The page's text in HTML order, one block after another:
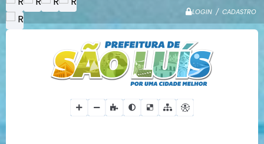
LOGIN / CADASTRO